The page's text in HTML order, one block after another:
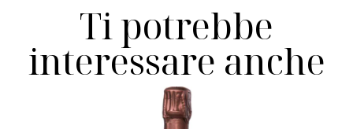
Ti potrebbe
interessare anche